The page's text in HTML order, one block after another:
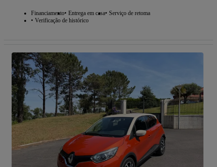
Financiamento Entrega em casa Serviço de retoma
Verificação de histórico